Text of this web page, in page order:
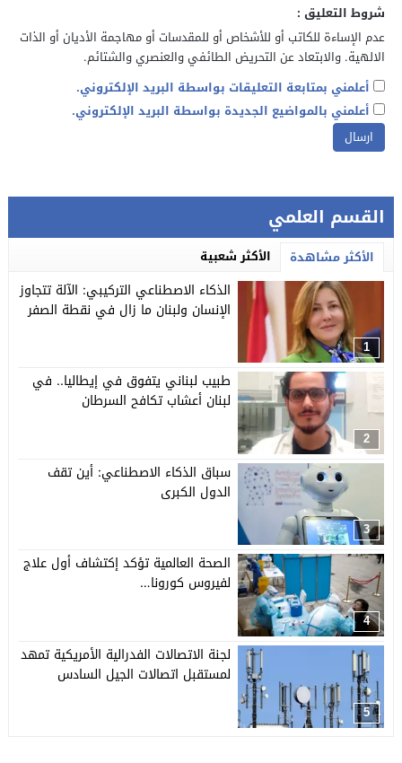
شروط التعليق :
عدم الإساءة للكاتب أو للأشخاص أو للمقدسات أو مهاجمة الأديان أو الذات
الالهية. والابتعاد عن التحريض الطائفي والعنصري والشتائم.
أعلمني بمتابعة التعليقات بواسطة البريد الإلكتروني.
أعلمني بالمواضيع الجديدة بواسطة البريد الإلكتروني.
القسم العلمي
الأكثر مشاهدة الأكثر شعبية
1
الذكاء الاصطناعي التركيبي: الآلة تتجاوز
الإنسان ولبنان ما زال في نقطة الصفر
2
طبيب لبناني يتفوق في إيطاليا.. في
لبنان أعشاب تكافح السرطان
3
سباق الذكاء الاصطناعي: أين تقف
الدول الكبرى
4
الصحة العالمية تؤكد إكتشاف أول علاج
لفيروس كورونا…
5
لجنة الاتصالات الفدرالية الأمريكية تمهد
لمستقبل اتصالات الجيل السادس